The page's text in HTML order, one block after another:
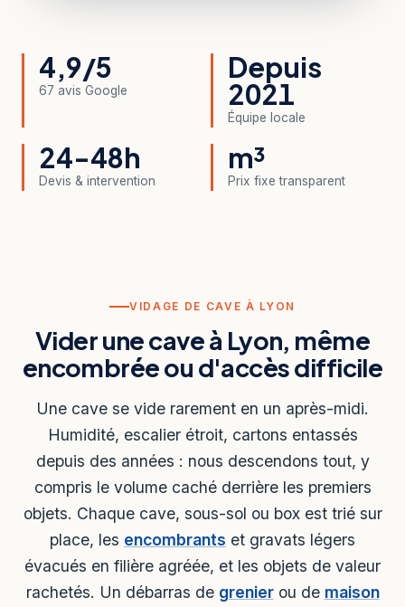
4,9/5
67 avis Google
Depuis
2021
Équipe locale
24-48h
Devis & intervention
m³
Prix fixe transparent
VIDAGE DE CAVE À LYON
Vider une cave à Lyon, même
encombrée ou d'accès difficile
Une cave se vide rarement en un après-midi.
Humidité, escalier étroit, cartons entassés
depuis des années : nous descendons tout, y
compris le volume caché derrière les premiers
objets. Chaque cave, sous-sol ou box est trié sur
place, les encombrants et gravats légers
évacués en filière agréée, et les objets de valeur
rachetés. Un débarras de grenierou de maison